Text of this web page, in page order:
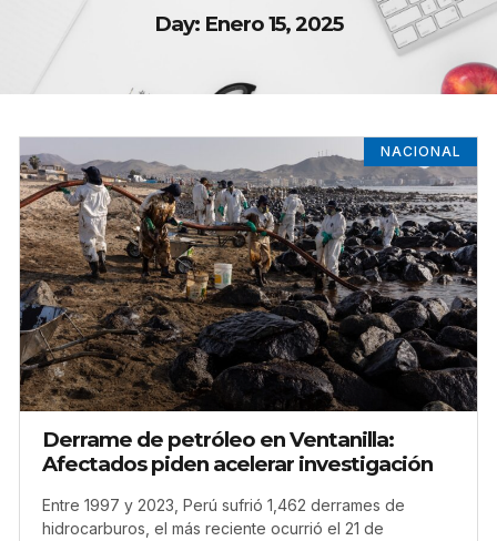
Day: Enero 15, 2025
NACIONAL
Derrame de petróleo en Ventanilla:
Afectados piden acelerar investigación
Entre 1997 y 2023, Perú sufrió 1,462 derrames de
hidrocarburos, el más reciente ocurrió el 21 de